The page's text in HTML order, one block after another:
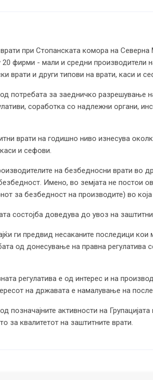
при Стопанската комора на
20 фирми - мали и средни
врати и други типови на врати, каси и
потребата за заедничко
соработка со надлежни органи,
врати на годишно ниво изнесува
и сефови.
на безбедносни врати во
Имено, во земјата не постои
за безбедност на производите) во
состојба доведува до увоз на
ги предвид несаканите последици
од донесување на правна
регулатива е од интерес и на
на државата е намалување на
позначајните активности на
за квалитетот на заштитните врати.